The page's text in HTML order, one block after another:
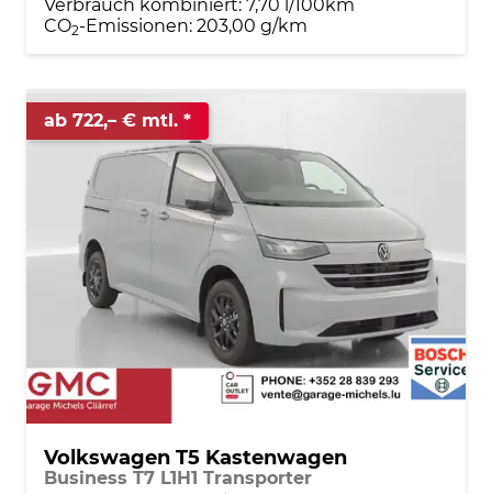
Verbrauch kombiniert: 7,70 l/100km
CO2-Emissionen: 203,00 g/km
ab 722,– € mtl.
Volkswagen T5 Kastenwagen
Business T7 L1H1 Transporter